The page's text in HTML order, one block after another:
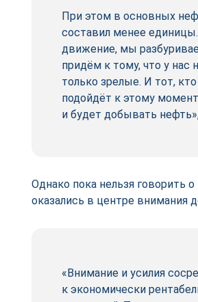
При этом в основных
составил менее
движение, мы
придём к тому, что у нас
только зрелые. И тот,
подойдёт к этому
и будет добывать
Однако пока нельзя говорить
оказались в центре внимания
«Внимание и усилия
к экономически